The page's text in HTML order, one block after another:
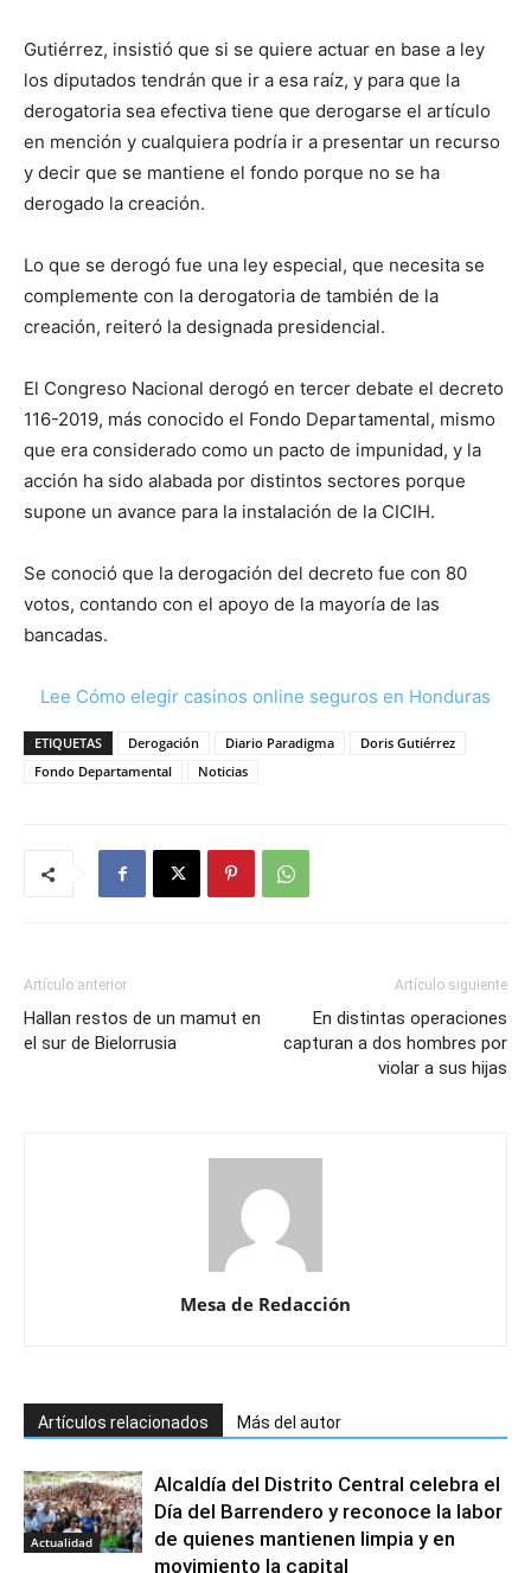
Gutiérrez, insistió que si se quiere actuar en base a ley
los diputados tendrán que ir a esa raíz, y para que la
derogatoria sea efectiva tiene que derogarse el artículo
en mención y cualquiera podría ir a presentar un recurso
y decir que se mantiene el fondo porque no se ha
derogado la creación.
Lo que se derogó fue una ley especial, que necesita se
complemente con la derogatoria de también de la
creación, reiteró la designada presidencial.
El Congreso Nacional derogó en tercer debate el decreto
116-2019, más conocido el Fondo Departamental, mismo
que era considerado como un pacto de impunidad, y la
acción ha sido alabada por distintos sectores porque
supone un avance para la instalación de la CICIH.
Se conoció que la derogación del decreto fue con 80
votos, contando con el apoyo de la mayoría de las
bancadas.
Lee Cómo elegir casinos online seguros en Honduras
ETIQUETAS Derogación Diario Paradigma
Doris Gutiérrez
Fondo Departamental
Noticias
Artículo anterior
Hallan restos de un mamut en
el sur de Bielorrusia
Artículo siguiente
En distintas operaciones
capturan a dos hombres por
violar a sus hijas
Mesa de Redacción
Artículos relacionados Más del autor
Actualidad
Alcaldía del Distrito Central celebra el
Día del Barrendero y reconoce la labor
de quienes mantienen limpia y en
movimiento la capital